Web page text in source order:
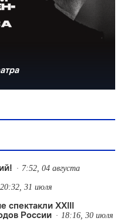
7:52, 04 августа
20:32, 31 июля
спектакли XXIII
России
18:16, 30 июля